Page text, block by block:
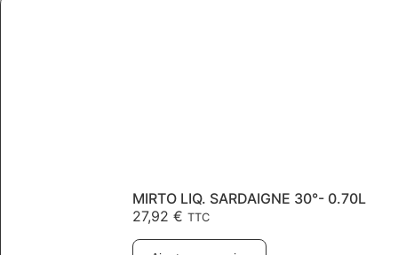
MIRTO LIQ. SARDAIGNE 30°- 0.70L
27,92€ TTC